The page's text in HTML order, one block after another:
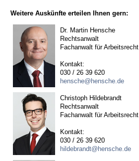
Weitere Auskünfte erteilen Ihnen gern:
Dr. Martin Hensche
Rechtsanwalt
Fachanwalt für Arbeitsrecht
Kontakt:
030 / 26 39 620
hensche@hensche.de
Christoph Hildebrandt
Rechtsanwalt
Fachanwalt für Arbeitsrecht
Kontakt:
030 / 26 39 620
hildebrandt@hensche.de